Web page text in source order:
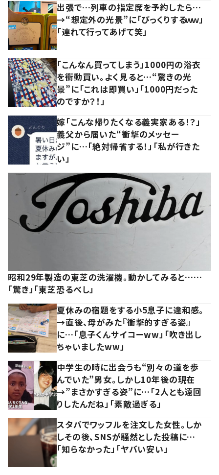
出張で…列車の指定席を予約したら…
→“想定外の光景”に「びっくりするｗｗ」
「連れて行ってあげて笑」
「こんなん買ってしまう」1000円の浴衣
を衝動買い。よく見ると…“驚きの光
景”に「これは即買い」「1000円だった
のですか？！」
嫁「こんな帰りたくなる義実家ある！？」
義父から届いた“衝撃のメッセー
ジ”に…「絶対帰省する！」「私が行きた
い」
昭和29年製造の東芝の洗濯機。動かしてみると……
「驚き」「東芝恐るべし」
夏休みの宿題をする小5息子に違和感。
→直後、母がみた『衝撃的すぎる姿』
に…「息子くんサイコーww」「吹き出し
ちゃいましたww」
中学生の時に出会うも“別々の道を歩
んでいた”男女。しかし10年後の現在
→”まさかすぎる姿”に…「2人とも遠回
りしたんだね」「素敵過ぎる」
スタバでワッフルを注文した女性。しか
しその後、SNSが騒然とした投稿に…
「知らなかった」「ヤバい安い」